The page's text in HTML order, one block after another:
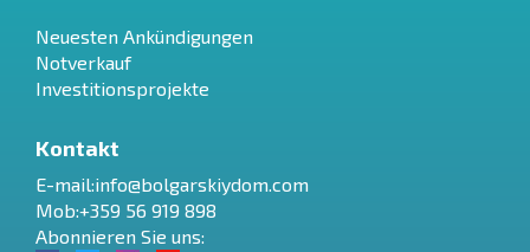
Neuesten Ankündigungen
Notverkauf
Investitionsprojekte
Kontakt
E-mail:info@bolgarskiydom.com
Mob:+359 56 919 898
Abonnieren Sie uns: